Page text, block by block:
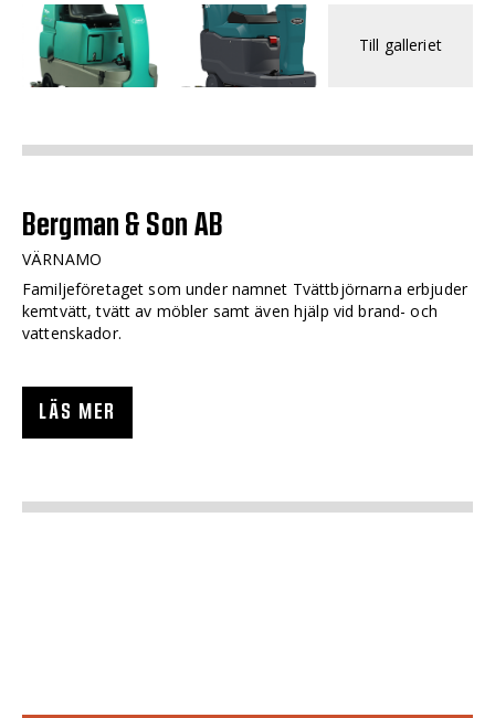
Till galleriet
Bergman & Son AB
VÄRNAMO
Familjeföretaget som under namnet Tvättbjörnarna erbjuder
kemtvätt, tvätt av möbler samt även hjälp vid brand- och
vattenskador.
LÄS MER